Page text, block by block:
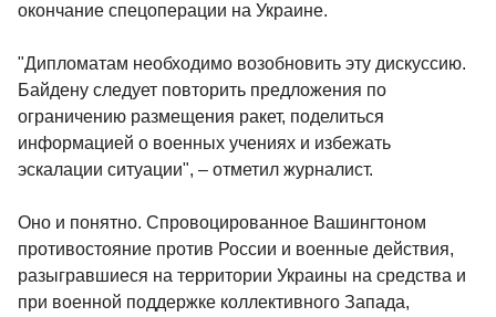
окончание спецоперации на Украине.
"Дипломатам необходимо возобновить эту дискуссию.
Байдену следует повторить предложения по
ограничению размещения ракет, поделиться
информацией о военных учениях и избежать
эскалации ситуации", – отметил журналист.
Оно и понятно. Спровоцированное Вашингтоном
противостояние против России и военные действия,
разыгравшиеся на территории Украины на средства и
при военной поддержке коллективного Запада,